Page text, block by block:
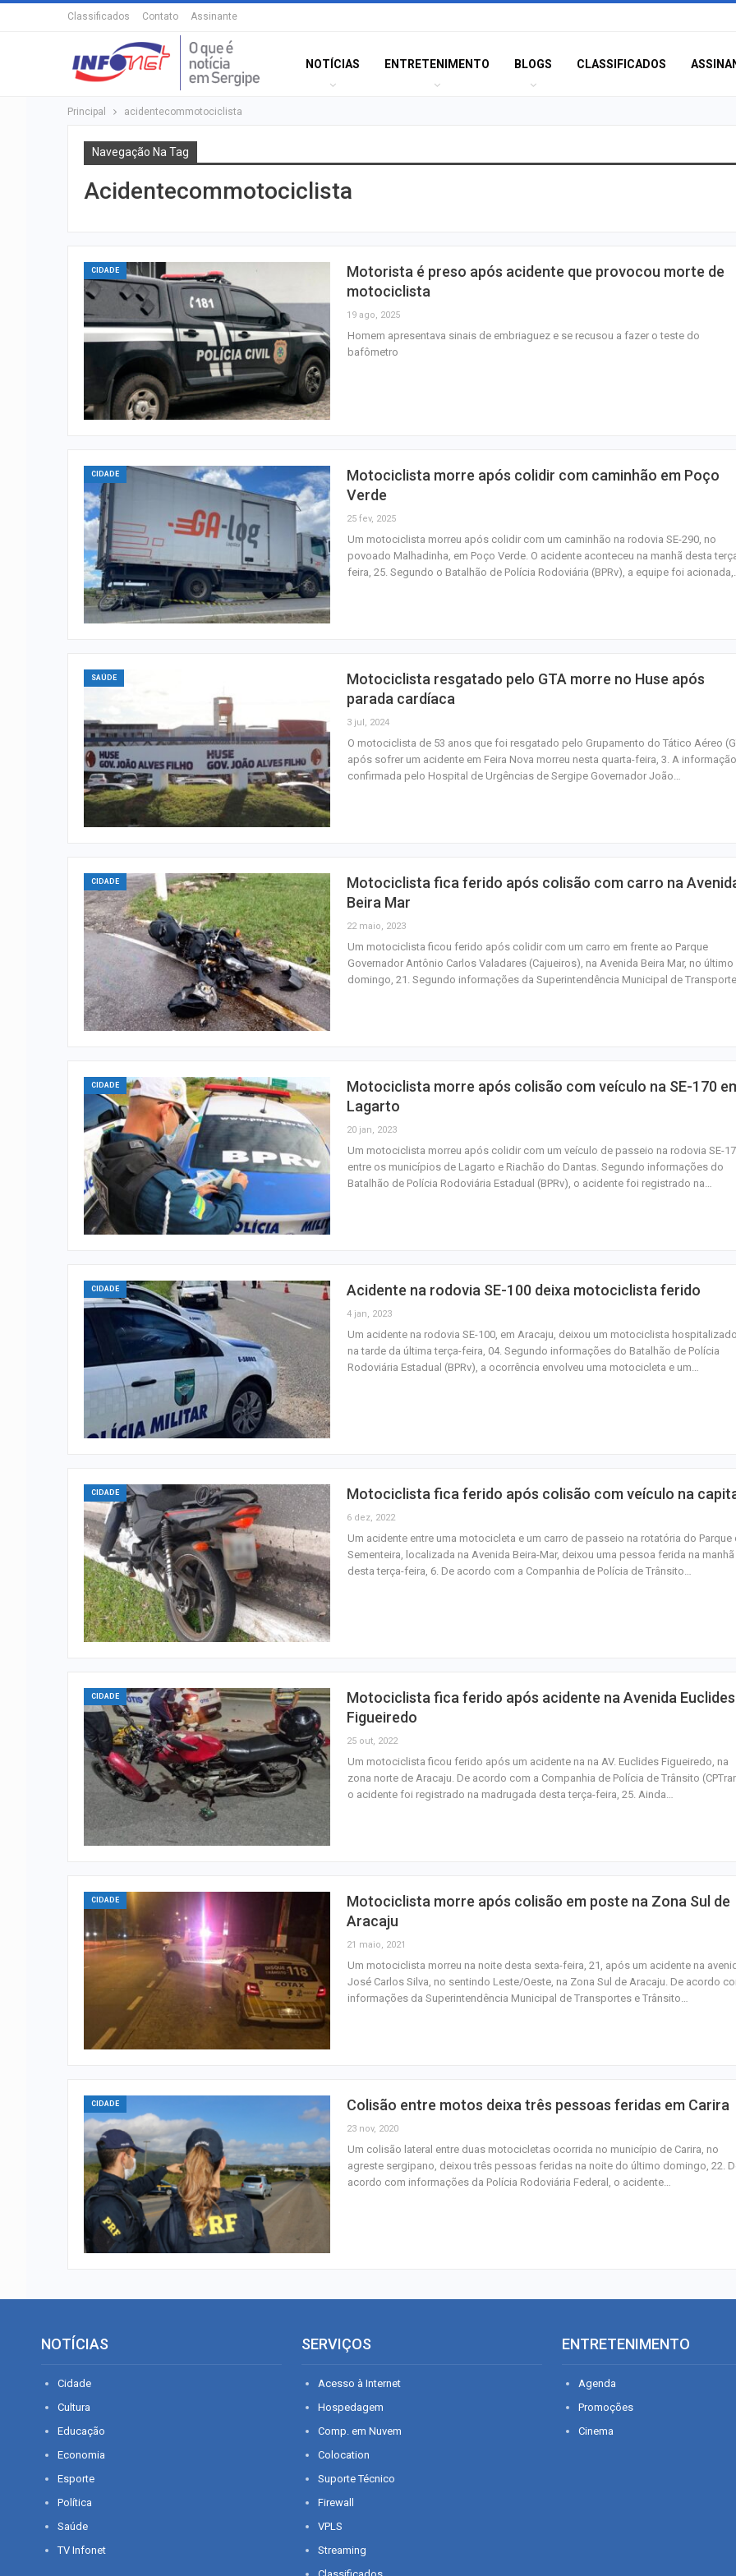
Classificados Contato Assinante
NOTÍCIAS ENTRETENIMENTO BLOGS CLASSIFICADOS
Principal acidentecommotociclista
Navegação Na Tag
Acidentecommotociclista
CIDADE
Motorista é preso após acidente que provocou morte de
motociclista
19 ago, 2025
Homem apresentava sinais de embriaguez e se recusou a fazer o teste do
bafômetro
CIDADE
Motociclista morre após colidir com caminhão em Poço
Verde
25 fev, 2025
Um motociclista morreu após colidir com um caminhão na rodovia SE-290, no
povoado Malhadinha, em Poço Verde. O acidente aconteceu na manhã desta
feira, 25. Segundo o Batalhão de Polícia Rodoviária (BPRv), a equipe foi
SAÚDE
Motociclista resgatado pelo GTA morre no Huse após
parada cardíaca
3 jul, 2024
O motociclista de 53 anos que foi resgatado pelo Grupamento do Tático Aéreo
após sofrer um acidente em Feira Nova morreu nesta quarta-feira, 3. A
confirmada pelo Hospital de Urgências de Sergipe Governador João…
CIDADE
Motociclista fica ferido após colisão com carro na
Beira Mar
22 maio, 2023
Um motociclista ficou ferido após colidir com um carro em frente ao Parque
Governador Antônio Carlos Valadares (Cajueiros), na Avenida Beira Mar, no último
domingo, 21. Segundo informações da Superintendência Municipal de
CIDADE
Motociclista morre após colisão com veículo na SE-170
Lagarto
20 jan, 2023
Um motociclista morreu após colidir com um veículo de passeio na rodovia SE-
entre os municípios de Lagarto e Riachão do Dantas. Segundo informações do
Batalhão de Polícia Rodoviária Estadual (BPRv), o acidente foi registrado na…
CIDADE Acidente na rodovia SE-100 deixa motociclista ferido
4 jan, 2023
Um acidente na rodovia SE-100, em Aracaju, deixou um motociclista
na tarde da última terça-feira, 04. Segundo informações do Batalhão de Polícia
Rodoviária Estadual (BPRv), a ocorrência envolveu uma motocicleta e um…
CIDADE Motociclista fica ferido após colisão com veículo na
6 dez, 2022
Um acidente entre uma motocicleta e um carro de passeio na rotatória do Parque
Sementeira, localizada na Avenida Beira-Mar, deixou uma pessoa ferida na manhã
desta terça-feira, 6. De acordo com a Companhia de Polícia de Trânsito…
CIDADE
Motociclista fica ferido após acidente na Avenida Euclides
Figueiredo
25 out, 2022
Um motociclista ficou ferido após um acidente na na AV. Euclides Figueiredo, na
zona norte de Aracaju. De acordo com a Companhia de Polícia de Trânsito
o acidente foi registrado na madrugada desta terça-feira, 25. Ainda…
CIDADE
Motociclista morre após colisão em poste na Zona Sul de
Aracaju
21 maio, 2021
Um motociclista morreu na noite desta sexta-feira, 21, após um acidente na
José Carlos Silva, no sentindo Leste/Oeste, na Zona Sul de Aracaju. De acordo
informações da Superintendência Municipal de Transportes e Trânsito…
CIDADE Colisão entre motos deixa três pessoas feridas em Carira
23 nov, 2020
Um colisão lateral entre duas motocicletas ocorrida no município de Carira, no
agreste sergipano, deixou três pessoas feridas na noite do último domingo, 22.
acordo com informações da Polícia Rodoviária Federal, o acidente…
A Fabulosa
Tempo
Homem Aranha:
NOTÍCIAS
Cidade
Cultura
Educação
Economia
Esporte
Política
Saúde
TV Infonet
SERVIÇOS
Acesso à Internet
Hospedagem
Comp. em Nuvem
Colocation
Suporte Técnico
Firewall
VPLS
Streaming
ENTRETENIMENTO
Agenda
Promoções
Cinema